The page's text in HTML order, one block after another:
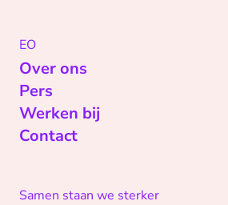
EO
Over ons
Pers
Werken bij
Contact
Samen staan we sterker